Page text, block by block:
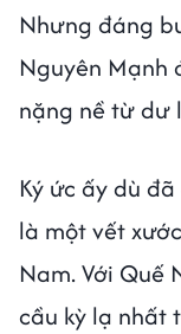
Nhưng đáng
Nguyên Mạnh
nặng nề từ dư
Ký ức ấy dù
là một vết
Nam. Với Quế
cầu kỳ lạ nhất